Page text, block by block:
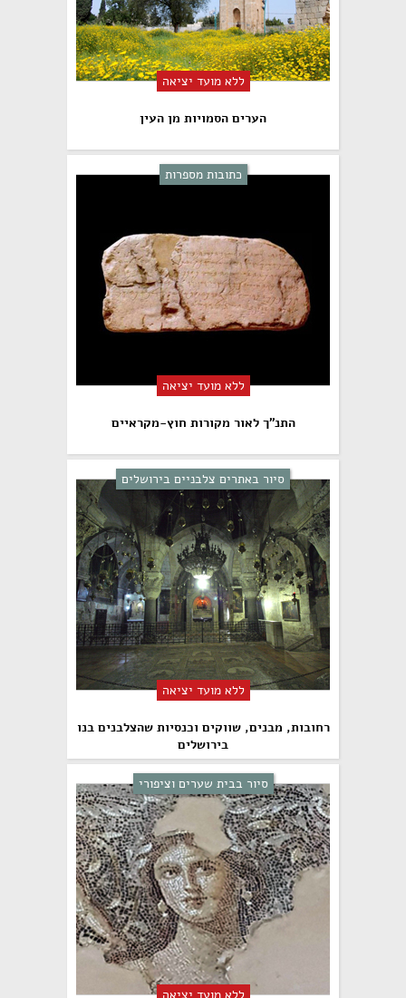
ללא מועד יציאה
הערים הסמויות מן העין
כתובות מספרות
ללא מועד יציאה
התנ"ך לאור מקורות חוץ-מקראיים​
סיור באתרים צלבניים בירושלים
ללא מועד יציאה
רחובות, מבנים, שווקים וכנסיות שהצלבנים בנו
סיור בבית שערים וציפורי